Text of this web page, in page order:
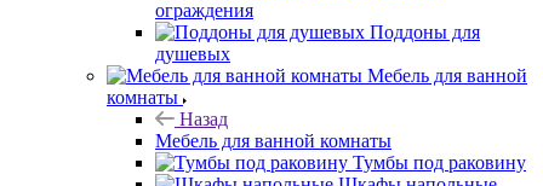
ограждения
Поддоны для
душевых
Мебель для ванной
комнаты
Назад
Мебель для ванной комнаты
Тумбы под раковину